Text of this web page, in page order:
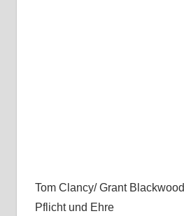
Tom Clancy/ Grant Blackwood
Pflicht und Ehre